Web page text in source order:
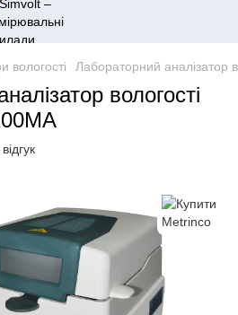
вологості Лабораторний аналізатор
вологості